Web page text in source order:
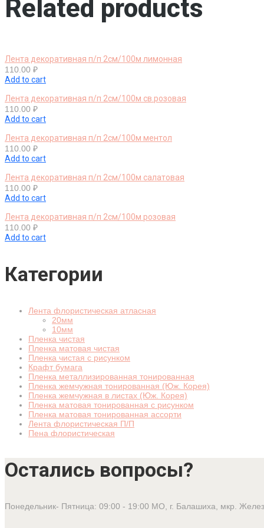
Related products
Лента декоративная п/п 2см/100м лимонная
110.00 ₽
Add to cart
Лента декоративная п/п 2см/100м св.розовая
110.00 ₽
Add to cart
Лента декоративная п/п 2см/100м ментол
110.00 ₽
Add to cart
Лента декоративная п/п 2см/100м салатовая
110.00 ₽
Add to cart
Лента декоративная п/п 2см/100м розовая
110.00 ₽
Add to cart
Категории
Лента флористическая атласная
20мм
10мм
Пленка чистая
Пленка матовая чистая
Пленка чистая с рисунком
Крафт бумага
Пленка металлизированная тонированная
Пленка жемчужная тонированная (Юж. Корея)
Пленка жемчужная в листах (Юж. Корея)
Пленка матовая тонированная с рисунком
Пленка матовая тонированная ассорти
Лента флористическая П/П
Пена флористическая
Остались вопросы?
Понедельник- Пятница: 09:00 - 19:00 МО, г. Балашиха, мкр.